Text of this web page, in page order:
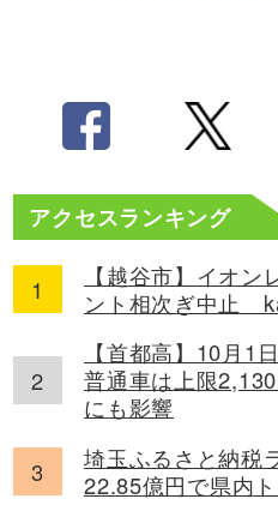
アクセスランキング
【越谷市】イオ
ント相次ぎ中止
【首都高】10月1
普通車は上限
にも影響
埼玉ふるさと納税
22.85億円で県内